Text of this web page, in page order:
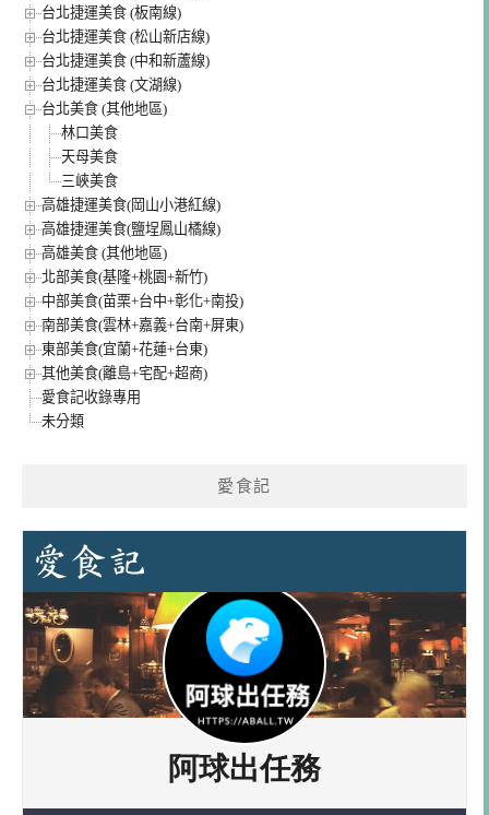
台北捷運美食 (板南線)
台北捷運美食 (松山新店線)
台北捷運美食 (中和新蘆線)
台北捷運美食 (文湖線)
台北美食 (其他地區)
林口美食
天母美食
三峽美食
高雄捷運美食(岡山小港紅線)
高雄捷運美食(鹽埕鳳山橘線)
高雄美食 (其他地區)
北部美食(基隆+桃園+新竹)
中部美食(苗栗+台中+彰化+南投)
南部美食(雲林+嘉義+台南+屏東)
東部美食(宜蘭+花蓮+台東)
其他美食(離島+宅配+超商)
愛食記收錄專用
未分類
愛食記